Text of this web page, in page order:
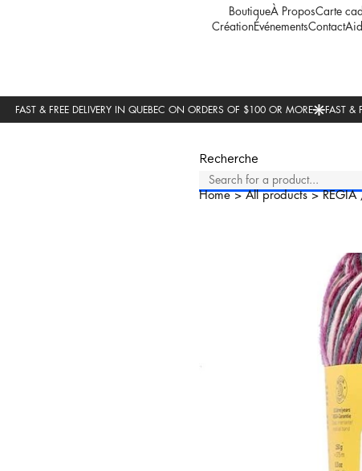
BoutiqueÀ ProposCarte
CréationÉvénementsContact
Recherche
Home>All products>REGIA